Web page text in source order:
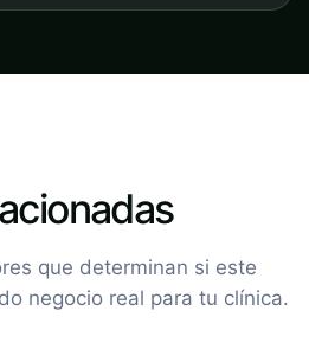
que determinan si este
negocio real para tu clínica.